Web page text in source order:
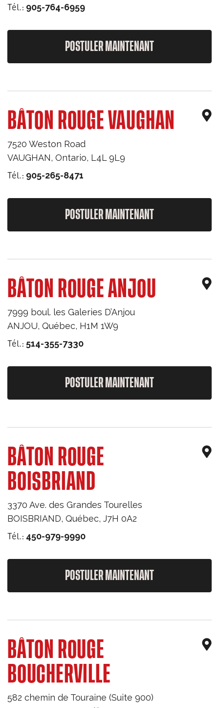
Tél.: 905-764-6959
POSTULER MAINTENANT
BÂTON ROUGE VAUGHAN
7520 Weston Road
VAUGHAN, Ontario, L4L 9L9
Tél.: 905-265-8471
POSTULER MAINTENANT
BÂTON ROUGE ANJOU
7999 boul. les Galeries D’Anjou
ANJOU, Québec, H1M 1W9
Tél.: 514-355-7330
POSTULER MAINTENANT
BÂTON ROUGE
BOISBRIAND
3370 Ave. des Grandes Tourelles
BOISBRIAND, Québec, J7H 0A2
Tél.: 450-979-9990
POSTULER MAINTENANT
BÂTON ROUGE
BOUCHERVILLE
582 chemin de Touraine (Suite 900)